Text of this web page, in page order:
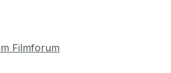
Filmforum